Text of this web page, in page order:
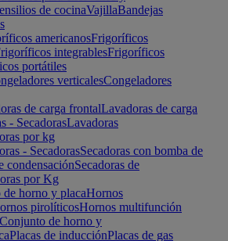
de cocinaVajillaBandejas
americanosFrigoríficos
integrablesFrigoríficos
portátiles
verticalesCongeladores
de carga frontalLavadoras de carga
- SecadorasLavadoras
por kg
- SecadorasSecadoras con bomba de
condensaciónSecadoras de
por Kg
horno y placaHornos
pirolíticosHornos multifunción
Conjunto de horno y
Placas de inducciónPlacas de gas